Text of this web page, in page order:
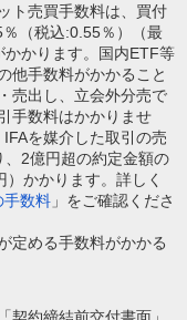
ト売買手数料は、買付
（税込:0.55％）（最
かります。国内ETF等
他手数料がかかること
売出し、立会外分売で
手数料はかかりませ
を媒介した取引の売
2億円超の約定金額の
かかります。詳しく
手数料 」をご確認くださ
定める手数料がかかる
契約締結前交付書面」